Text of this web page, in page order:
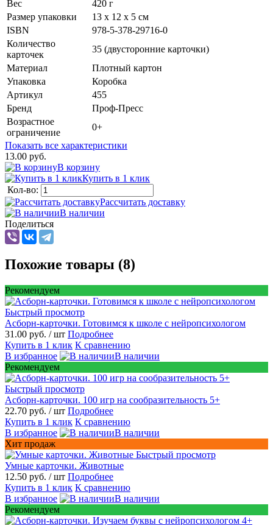
Вес
420 г
Размер упаковки
13 х 12 х 5 см
ISBN
978-5-378-29716-0
Количество
карточек
35 (двусторонние карточки)
Материал
Плотный картон
Упаковка
Коробка
Артикул
455
Бренд
Проф-Пресс
Возрастное
ограничение
0+
Показать все характеристики
13.00 руб.
В корзину
Купить в 1 клик
Кол-во:
Рассчитать доставку
В наличии
Поделиться
Похожие товары (8)
Рекомендуем
Быстрый просмотр
Асборн-карточки. Готовимся к школе с нейропсихологом
31.00 руб. / шт Подробнее
Купить в 1 клик К сравнению
В избранное
В наличии
Рекомендуем
Быстрый просмотр
Асборн-карточки. 100 игр на сообразительность 5+
22.70 руб. / шт Подробнее
Купить в 1 клик К сравнению
В избранное
В наличии
Хит продаж
Быстрый просмотр
Умные карточки. Животные
12.50 руб. / шт Подробнее
Купить в 1 клик К сравнению
В избранное
В наличии
Рекомендуем